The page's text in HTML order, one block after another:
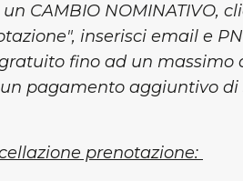
CAMBIO NOMINATIVO,
inserisci email e
fino ad un massimo
pagamento aggiuntivo di
prenotazione: